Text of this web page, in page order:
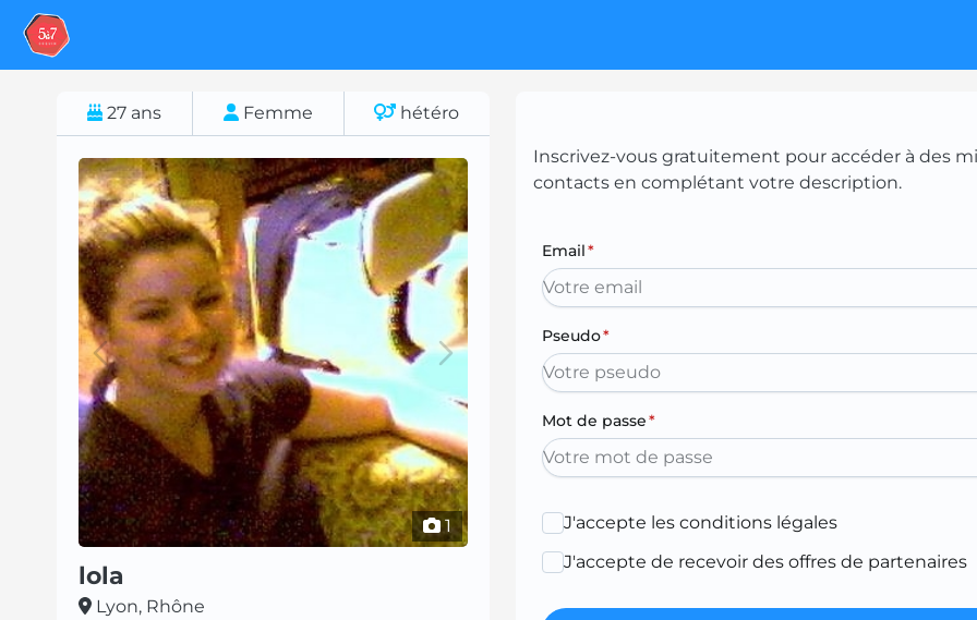
27 ans Femme hétéro
1
lola
Lyon, Rhône
Inscrivez-vous gratuitement pour accéder à des
contacts en complétant votre description.
Email*
Pseudo*
Mot de passe*
J'accepte les conditions légales
J'accepte de recevoir des offres de partenaires